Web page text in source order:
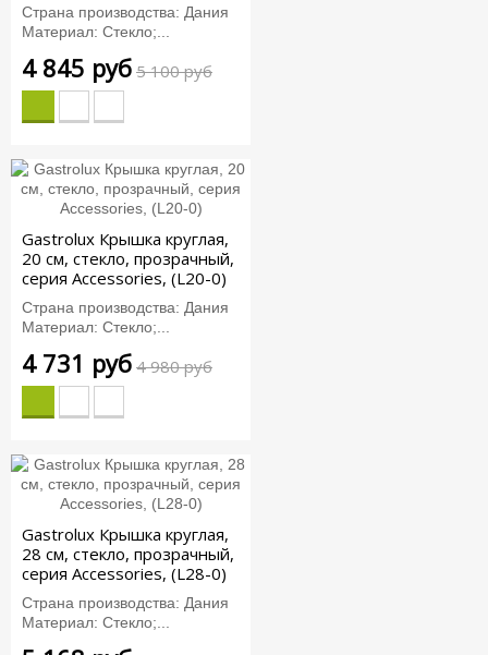
Страна производства: Дания
Материал: Стекло;...
4 845 руб 5 100 руб
Gastrolux Крышка круглая,
20 см, стекло, прозрачный,
серия Accessories, (L20-0)
Страна производства: Дания
Материал: Стекло;...
4 731 руб 4 980 руб
Gastrolux Крышка круглая,
28 см, стекло, прозрачный,
серия Accessories, (L28-0)
Страна производства: Дания
Материал: Стекло;...